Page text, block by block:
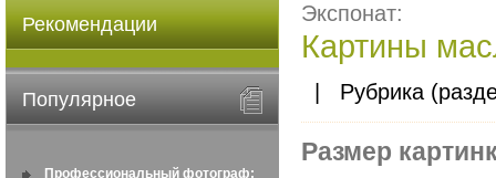
Рекомендации
Популярное
Профессиональный фотограф:
Экспонат:
Картины
| Рубрика
Размер